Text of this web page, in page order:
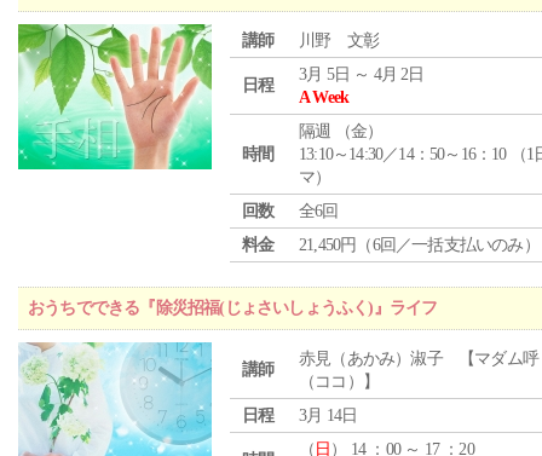
講師 川野 文彰
日程
3月 5日 ～ 4月 2日
A Week
時間
隔週 （金）
13:10～14:30／14：50～16：10 （1
マ）
回数
全6回
料金
21,450円（6回／一括支払いのみ）
おうちでできる『除災招福(じょさいしょうふく)』ライフ
講師
赤見（あかみ）淑子 【マダム呼
（ココ）】
日程
3月 14日
（ 日 ） 14 ：00 ～ 17 ：20